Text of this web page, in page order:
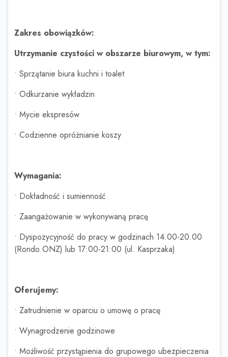
Zakres obowiązków:
Utrzymanie czystości w obszarze biurowym, w tym:
• Sprzątanie biura kuchni i toalet
• Odkurzanie wykładzin
• Mycie ekspresów
• Codzienne opróżnianie koszy
Wymagania:
• Dokładność i sumienność
• Zaangażowanie w wykonywaną pracę
• Dyspozycyjność do pracy w godzinach 14.00-20.00
(Rondo ONZ) lub 17:00-21:00 (ul. Kasprzaka)
Oferujemy:
• Zatrudnienie w oparciu o umowę o pracę
• Wynagrodzenie godzinowe
• Możliwość przystąpienia do grupowego ubezpieczenia